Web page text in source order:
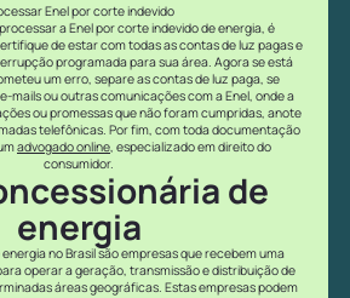
Enel por corte indevido
a Enel por corte indevido de energia, é
de estar com todas as contas de luz pagas e
programada para sua área. Agora se está
um erro, separe as contas de luz paga, se
mails ou outras comunicações com a Enel, onde a
ou promessas que não foram cumpridas, anote
telefônicas. Por fim, com toda documentação
advogado online, especializado em direito do
consumidor.
de
energia
no Brasil são empresas que recebem uma
operar a geração, transmissão e distribuição de
áreas geográficas. Estas empresas podem